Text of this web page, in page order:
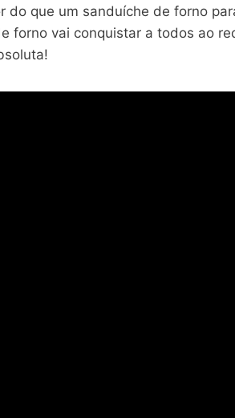
do que um sanduíche de forno
forno vai conquistar a todos ao